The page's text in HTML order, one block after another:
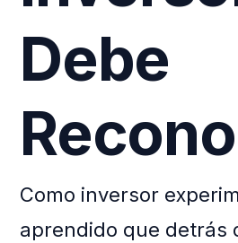
Debe
Como inversor
aprendido que detrás